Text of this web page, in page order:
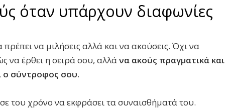
όταν υπάρχουν διαφωνίες
να μιλήσεις αλλά και να ακούσεις. Όχι να
να έρθει η σειρά σου, αλλάνα ακούς πραγματικά και
ο σύντροφος σου.
του χρόνο να εκφράσει τα συναισθήματά του.